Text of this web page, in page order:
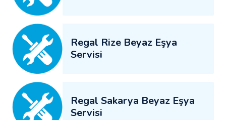
Regal Rize Beyaz Eşya
Servisi
Regal Sakarya Beyaz Eşya
Servisi